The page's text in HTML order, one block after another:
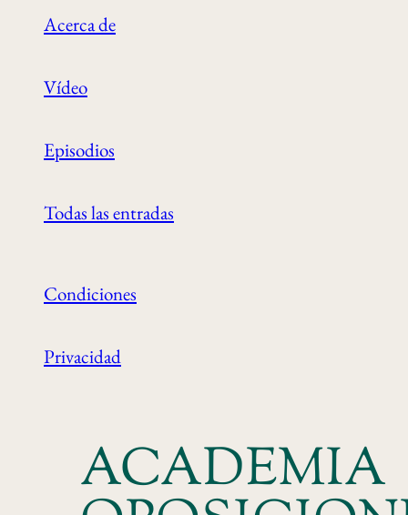
Acerca de
Vídeo
Episodios
Todas las entradas
Condiciones
Privacidad
ACADEMIA